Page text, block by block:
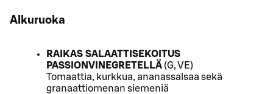
Alkuruoka
RAIKAS SALAATTISEKOITUS
PASSIONVINEGRETELLÄ (G, VE)
Tomaattia, kurkkua, ananassalsaa sekä
granaattiomenan siemeniä